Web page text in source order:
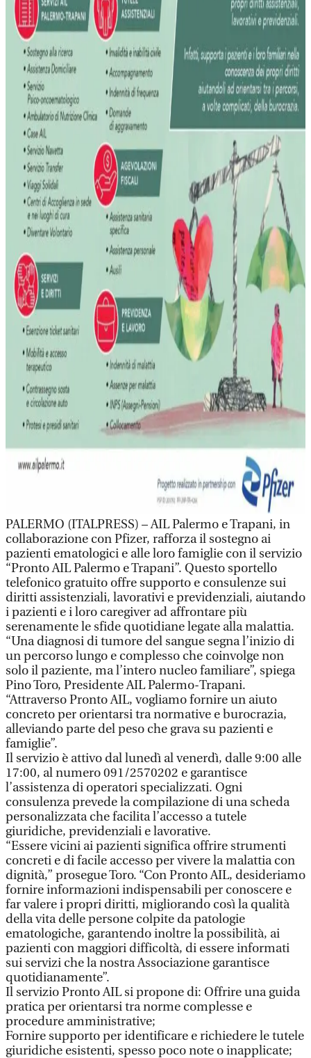
PALERMO (ITALPRESS) – AIL Palermo e Trapani, in
collaborazione con Pfizer, rafforza il sostegno ai
pazienti ematologici e alle loro famiglie con il servizio
“Pronto AIL Palermo e Trapani”. Questo sportello
telefonico gratuito offre supporto e consulenze sui
diritti assistenziali, lavorativi e previdenziali, aiutando
i pazienti e i loro caregiver ad affrontare più
serenamente le sfide quotidiane legate alla malattia.
“Una diagnosi di tumore del sangue segna l’inizio di
un percorso lungo e complesso che coinvolge non
solo il paziente, ma l’intero nucleo familiare”, spiega
Pino Toro, Presidente AIL Palermo-Trapani.
“Attraverso Pronto AIL, vogliamo fornire un aiuto
concreto per orientarsi tra normative e burocrazia,
alleviando parte del peso che grava su pazienti e
famiglie”.
Il servizio è attivo dal lunedì al venerdì, dalle 9:00 alle
17:00, al numero 091/2570202 e garantisce
l’assistenza di operatori specializzati. Ogni
consulenza prevede la compilazione di una scheda
personalizzata che facilita l’accesso a tutele
giuridiche, previdenziali e lavorative.
“Essere vicini ai pazienti significa offrire strumenti
concreti e di facile accesso per vivere la malattia con
dignità,” prosegue Toro. “Con Pronto AIL, desideriamo
fornire informazioni indispensabili per conoscere e
far valere i propri diritti, migliorando così la qualità
della vita delle persone colpite da patologie
ematologiche, garantendo inoltre la possibilità, ai
pazienti con maggiori difficoltà, di essere informati
sui servizi che la nostra Associazione garantisce
quotidianamente”.
Il servizio Pronto AIL si propone di: Offrire una guida
pratica per orientarsi tra norme complesse e
procedure amministrative;
Fornire supporto per identificare e richiedere le tutele
giuridiche esistenti, spesso poco note o inapplicate;